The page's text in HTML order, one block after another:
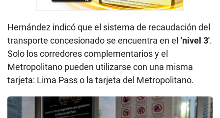
Hernández indicó que el sistema de recaudación del
transporte concesionado se encuentra en el ‘nivel 3′.
Solo los corredores complementarios y el
Metropolitano pueden utilizarse con una misma
tarjeta: Lima Pass o la tarjeta del Metropolitano.